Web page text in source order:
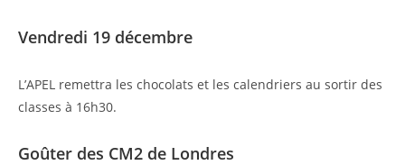
Vendredi 19 décembre
L’APEL remettra les chocolats et les calendriers au sortir des
classes à 16h30.
Goûter des CM2 de Londres